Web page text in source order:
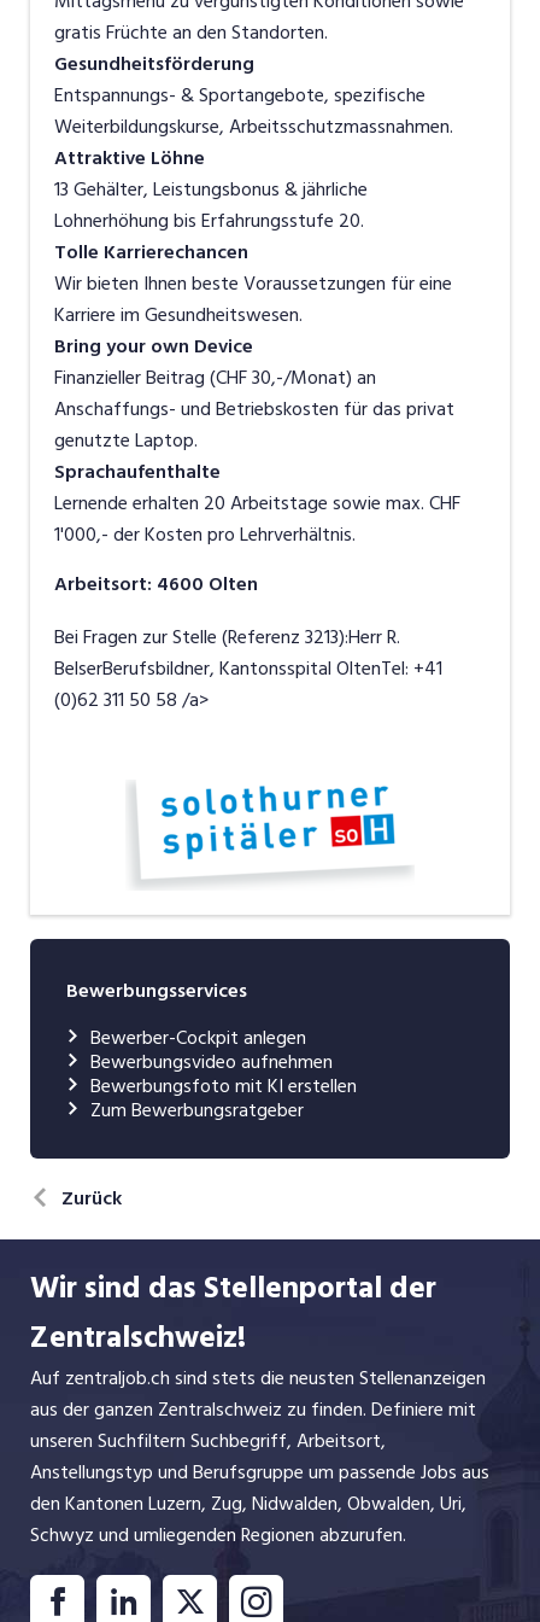
gratis Früchte an den Standorten.
Gesundheitsförderung
Entspannungs- & Sportangebote, spezifische
Weiterbildungskurse, Arbeitsschutzmassnahmen.
Attraktive Löhne
13 Gehälter, Leistungsbonus & jährliche
Lohnerhöhung bis Erfahrungsstufe 20.
Tolle Karrierechancen
Wir bieten Ihnen beste Voraussetzungen für eine
Karriere im Gesundheitswesen.
Bring your own Device
Finanzieller Beitrag (CHF 30,-/Monat) an
Anschaffungs- und Betriebskosten für das privat
genutzte Laptop.
Sprachaufenthalte
Lernende erhalten 20 Arbeitstage sowie max. CHF
1'000,- der Kosten pro Lehrverhältnis.
Arbeitsort: 4600 Olten
Bei Fragen zur Stelle (Referenz 3213):Herr R.
BelserBerufsbildner, Kantonsspital OltenTel: +41
(0)62 311 50 58 /a>
Bewerbungsservices
Bewerber-Cockpit anlegen
Bewerbungsvideo aufnehmen
Bewerbungsfoto mit KI erstellen
Zum Bewerbungsratgeber
Zurück
Wir sind das Stellenportal der
Zentralschweiz!
Auf zentraljob.ch sind stets die neusten Stellenanzeigen
aus der ganzen Zentralschweiz zu finden. Definiere mit
unseren Suchfiltern Suchbegriff, Arbeitsort,
Anstellungstyp und Berufsgruppe um passende Jobs aus
den Kantonen Luzern, Zug, Nidwalden, Obwalden, Uri,
Schwyz und umliegenden Regionen abzurufen.